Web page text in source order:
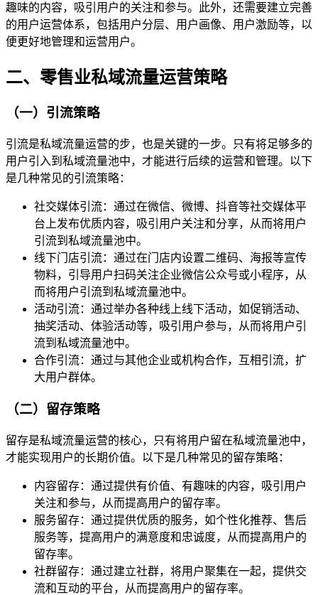
趣味的内容，吸引用户的关注和参与。此外，还需要建立完善
的用户运营体系，包括用户分层、用户画像、用户激励等，以
便更好地管理和运营用户。
二、零售业私域流量运营策略
（一）引流策略
引流是私域流量运营的步，也是关键的一步。只有将足够多的
用户引入到私域流量池中，才能进行后续的运营和管理。以下
是几种常见的引流策略：
社交媒体引流：通过在微信、微博、抖音等社交媒体平
台上发布优质内容，吸引用户关注和分享，从而将用户
引流到私域流量池中。
线下门店引流：通过在门店内设置二维码、海报等宣传
物料，引导用户扫码关注企业微信公众号或小程序，从
而将用户引流到私域流量池中。
活动引流：通过举办各种线上线下活动，如促销活动、
抽奖活动、体验活动等，吸引用户参与，从而将用户引
流到私域流量池中。
合作引流：通过与其他企业或机构合作，互相引流，扩
大用户群体。
（二）留存策略
留存是私域流量运营的核心，只有将用户留在私域流量池中，
才能实现用户的长期价值。以下是几种常见的留存策略：
内容留存：通过提供有价值、有趣味的内容，吸引用户
关注和参与，从而提高用户的留存率。
服务留存：通过提供优质的服务，如个性化推荐、售后
服务等，提高用户的满意度和忠诚度，从而提高用户的
留存率。
社群留存：通过建立社群，将用户聚集在一起，提供交
流和互动的平台，从而提高用户的留存率。